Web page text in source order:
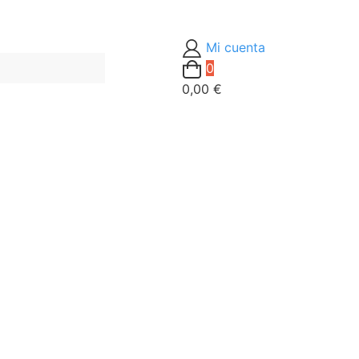
Mi cuenta
0
0,00 €